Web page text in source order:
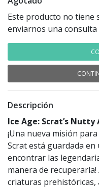
Este producto no tiene
enviarnos una consulta
Descripción
Ice Age: Scrat’s
¡Una nueva misión
Scrat está guardada
encontrar las
manera de recuperarla!
criaturas prehistóricas,